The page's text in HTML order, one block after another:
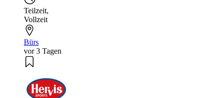
Teilzeit,
Vollzeit
Bürs
vor 3 Tagen